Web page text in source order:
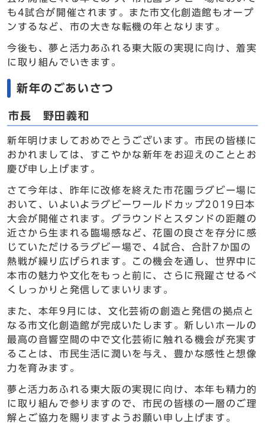
も4試合が開催されます。また市文化創造館もオープ
ンするなど、市の大きな転機の年となります。
今後も、夢と活力あふれる東大阪の実現に向け、着実
に取り組んでいきます。
新年のごあいさつ
市長 野田義和
新年明けましておめでとうございます。市民の皆様に
おかれましては、すこやかな新年をお迎えのこととお
慶び申し上げます。
さて今年は、昨年に改修を終えた市花園ラグビー場に
おいて、いよいよラグビーワールドカップ2019日本
大会が開催されます。グラウンドとスタンドの距離の
近さから生まれる臨場感など、花園の良さを存分に感
じていただけるラグビー場で、4試合、合計7か国の
熱戦が繰り広げられます。この機会を通し、世界中に
本市の魅力や文化をもっと前に、さらに飛躍させるべ
くしっかりと発信してまいります。
また、本年9月には、文化芸術の創造と発信の拠点と
なる市文化創造館が完成いたします。新しいホールの
最高の音響空間の中で文化芸術に触れる機会が充実す
ることは、市民生活に潤いを与え、豊かな感性と想像
力を育みます。
夢と活力あふれる東大阪の実現に向け、本年も精力的
に取り組んで参りますので、市民の皆様の一層のご理
解とご協力を賜りますようお願い申し上げます。